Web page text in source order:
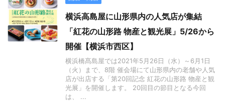
横浜高島屋に山形県内の人気店が集結
「紅花の山形路 物産と観光展」5/26から
開催【横浜市西区】
横浜橋髙島屋では2021年5月26日（水）～6月1日
（火）まで、8階 催会場にて山形県内の老舗や人気
店が出店する「第20回記念 紅花の山形路 物産と観
光展」を開催します。 20回目の節目となる今回
は、 ...